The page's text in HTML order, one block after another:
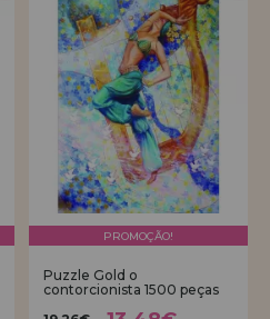
PROMOÇÃO!
Puzzle Gold o
contorcionista 1500 peças